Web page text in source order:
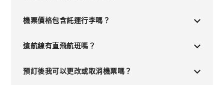
機票價格包含託運行李嗎？
這航線有直飛航班嗎？
預訂後我可以更改或取消機票嗎？